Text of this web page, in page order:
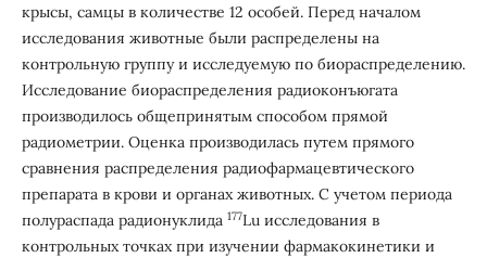
крысы, самцы в количестве 12 особей. Перед началом
исследования животные были распределены на
контрольную группу и исследуемую по биораспределению.
Исследование биораспределения радиоконъюгата
производилось общепринятым способом прямой
радиометрии. Оценка производилась путем прямого
сравнения распределения радиофармацевтического
препарата в крови и органах животных. С учетом периода
полураспада радионуклида 177Lu исследования в
контрольных точках при изучении фармакокинетики и